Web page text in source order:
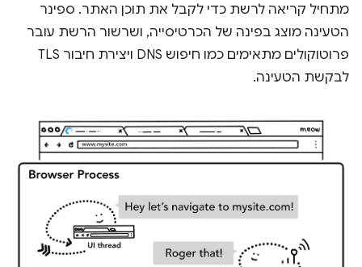
מתחיל קריאה לרשת כדי לקבל את תוכן האתר. ספינר
הטעינה מוצג בפינה של הכרטיסייה, ושרשור הרשת עובר
פרוטוקולים מתאימים כמו חיפוש DNS ויצירת חיבור TLS
לבקשת הטעינה.